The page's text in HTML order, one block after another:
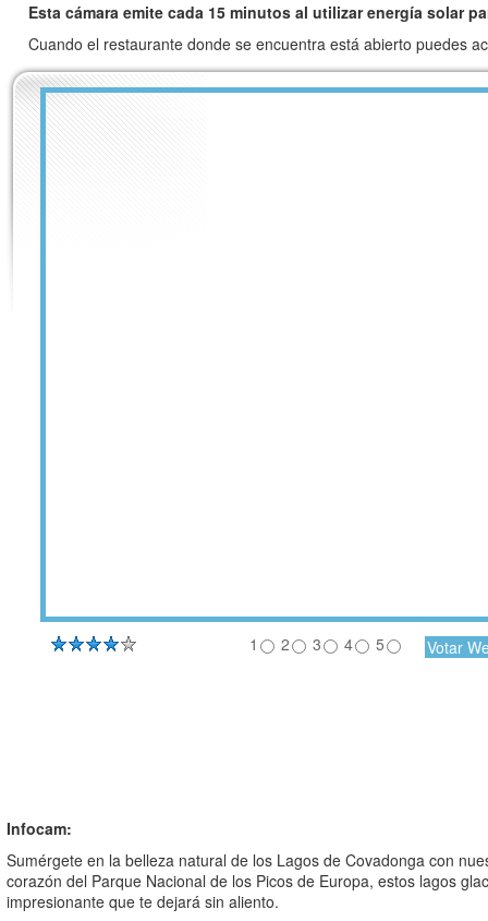
Esta cámara emite cada 15 minutos al utilizar energía solar
Cuando el restaurante donde se encuentra está abierto puedes
1 2 3 4 5
Infocam:
Sumérgete en la belleza natural de los Lagos de Covadonga con
corazón del Parque Nacional de los Picos de Europa, estos lagos
impresionante que te dejará sin aliento.